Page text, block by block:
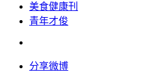
美食健康刊
青年才俊
分享微博